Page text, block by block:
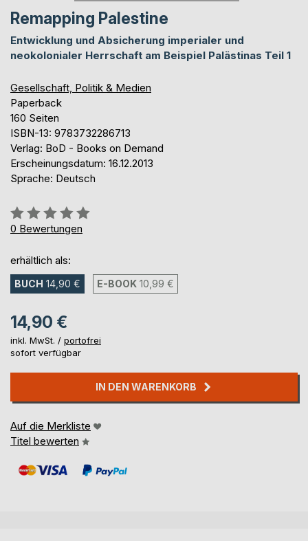
Remapping Palestine
Entwicklung und Absicherung imperialer und
neokolonialer Herrschaft am Beispiel Palästinas Teil 1
Gesellschaft, Politik & Medien
Paperback
160 Seiten
ISBN-13: 9783732286713
Verlag: BoD - Books on Demand
Erscheinungsdatum: 16.12.2013
Sprache: Deutsch
Bewertung::
0%
0 Bewertungen
erhältlich als:
BUCH 14,90 € E-BOOK 10,99 €
14,90 €
inkl. MwSt. / portofrei
sofort verfügbar
IN DEN WARENKORB
Auf die Merkliste
Titel bewerten